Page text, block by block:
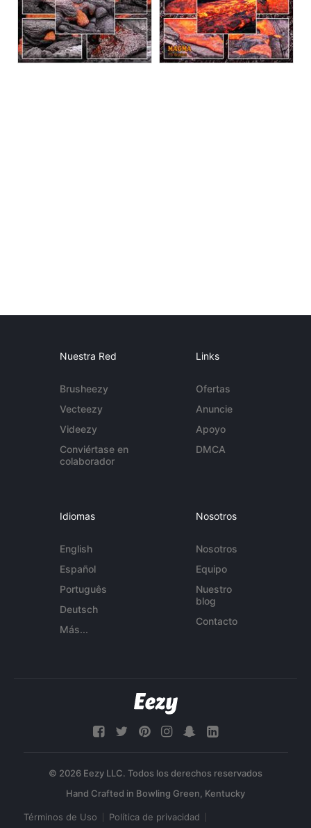
Nuestra Red
Brusheezy
Vecteezy
Videezy
Conviértase en
colaborador
Links
Ofertas
Anuncie
Apoyo
DMCA
Idiomas
English
Español
Português
Deutsch
Más...
Nosotros
Nosotros
Equipo
Nuestro
blog
Contacto
© 2026 Eezy LLC. Todos los derechos reservados
Términos de Uso Política de privacidad